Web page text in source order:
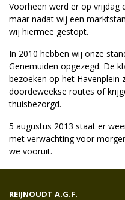
Voorheen werd er op vrijdag
maar nadat wij een
wij hiermee gestopt.
In 2010 hebben wij onze
Genemuiden opgezegd. De
bezoeken op het Havenplein
doordeweekse routes of
thuisbezorgd.
5 augustus 2013 staat er
met verwachting voor
we vooruit.
REIJNOUDT A.G.F.